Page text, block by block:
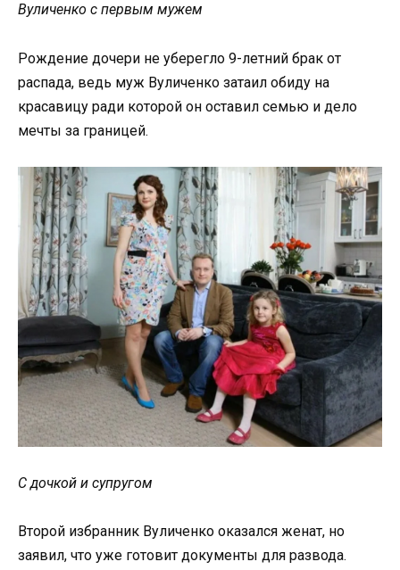
Вуличенко с первым мужем
Рождение дочери не уберегло 9-летний брак от
распада, ведь муж Вуличенко затаил обиду на
красавицу ради которой он оставил семью и дело
мечты за границей.
С дочкой и супругом
Второй избранник Вуличенко оказался женат, но
заявил, что уже готовит документы для развода.